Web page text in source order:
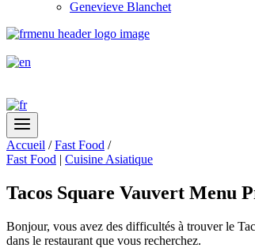
Genevieve Blanchet
Accueil / Fast Food /
Fast Food | Cuisine Asiatique
Tacos Square Vauvert Menu
Bonjour, vous avez des difficultés à trouver le
dans le restaurant que vous recherchez.